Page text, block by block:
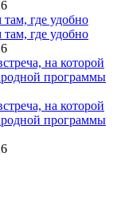
где удобно
где удобно
на которой
программы
на которой
программы